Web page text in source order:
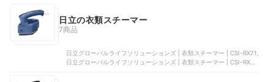
出がちなアイテムでもありました。ただ今回、最
新の衣類スチーマー19商品とを徹底比較してみた
しかない！時間もない！ヤバい！」という面倒を
解決してくれる、Panasonicの「衣類スチーマー｜
日立の衣類スチーマー
7商品
日立グローバルライフソリューションズ | 衣類スチーマー | CSI-RX71,
日立グローバルライフソリューションズ | 衣類スチーマー | CSI-RX51,